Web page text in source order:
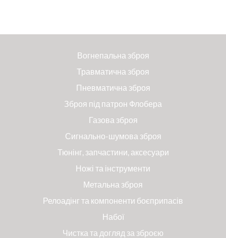
Вогнепальна зброя
Травматична зброя
Пневматична зброя
Зброя під патрон Флобера
Газова зброя
Сигнально-шумова зброя
Тюнінг, запчастини, аксесуари
Ножі та інструменти
Метальна зброя
Релоадінг та компоненти боєприпасів
Набої
Чистка та догляд за зброєю